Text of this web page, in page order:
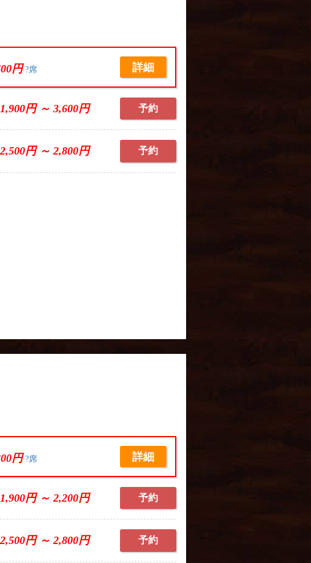
円?席 詳細
1,900円 ～ 3,600円 予約
2,500円 ～ 2,800円 予約
円?席 詳細
1,900円 ～ 2,200円 予約
2,500円 ～ 2,800円 予約